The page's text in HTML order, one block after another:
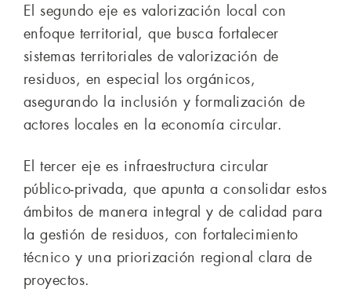
El segundo eje es valorización local con
enfoque territorial, que busca fortalecer
sistemas territoriales de valorización de
residuos, en especial los orgánicos,
asegurando la inclusión y formalización de
actores locales en la economía circular.
El tercer eje es infraestructura circular
público‑privada, que apunta a consolidar estos
ámbitos de manera integral y de calidad para
la gestión de residuos, con fortalecimiento
técnico y una priorización regional clara de
proyectos.